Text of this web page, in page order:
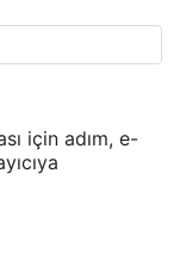
için adım, e-